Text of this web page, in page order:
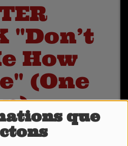
que
"Don’t
How
(One